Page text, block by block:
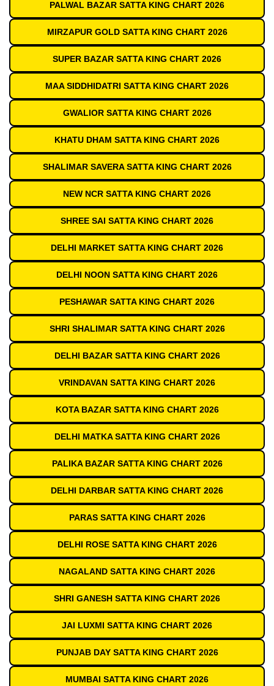
PALWAL BAZAR SATTA KING CHART 2026
MIRZAPUR GOLD SATTA KING CHART 2026
SUPER BAZAR SATTA KING CHART 2026
MAA SIDDHIDATRI SATTA KING CHART 2026
GWALIOR SATTA KING CHART 2026
KHATU DHAM SATTA KING CHART 2026
SHALIMAR SAVERA SATTA KING CHART 2026
NEW NCR SATTA KING CHART 2026
SHREE SAI SATTA KING CHART 2026
DELHI MARKET SATTA KING CHART 2026
DELHI NOON SATTA KING CHART 2026
PESHAWAR SATTA KING CHART 2026
SHRI SHALIMAR SATTA KING CHART 2026
DELHI BAZAR SATTA KING CHART 2026
VRINDAVAN SATTA KING CHART 2026
KOTA BAZAR SATTA KING CHART 2026
DELHI MATKA SATTA KING CHART 2026
PALIKA BAZAR SATTA KING CHART 2026
DELHI DARBAR SATTA KING CHART 2026
PARAS SATTA KING CHART 2026
DELHI ROSE SATTA KING CHART 2026
NAGALAND SATTA KING CHART 2026
SHRI GANESH SATTA KING CHART 2026
JAI LUXMI SATTA KING CHART 2026
PUNJAB DAY SATTA KING CHART 2026
MUMBAI SATTA KING CHART 2026